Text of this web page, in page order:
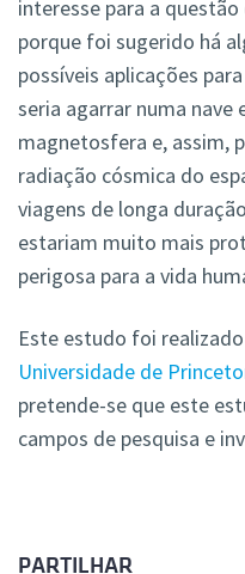
interesse para a
porque foi sugerido há
possíveis aplicações
seria agarrar numa nave
magnetosfera e, assim,
radiação cósmica do
viagens de longa
estariam muito mais
perigosa para a vida
Este estudo foi
Universidade de
pretende-se que este
campos de pesquisa e
PARTILHAR